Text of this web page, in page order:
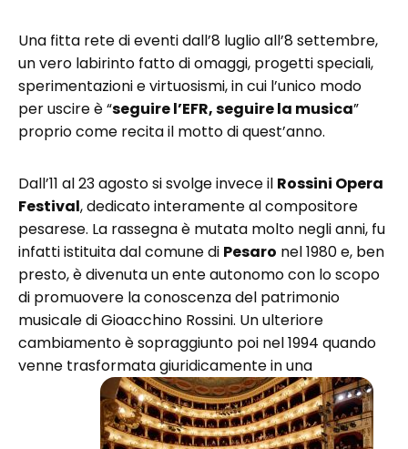
Una fitta rete di eventi dall’8 luglio all’8 settembre,
un vero labirinto fatto di omaggi, progetti speciali,
sperimentazioni e virtuosismi, in cui l’unico modo
per uscire è “seguire l’EFR, seguire la musica”
proprio come recita il motto di quest’anno.
Dall’11 al 23 agosto si svolge invece il Rossini Opera
Festival, dedicato interamente al compositore
pesarese. La rassegna è mutata molto negli anni, fu
infatti istituita dal comune di Pesaro nel 1980 e, ben
presto, è divenuta un ente autonomo con lo scopo
di promuovere la conoscenza del patrimonio
musicale di Gioacchino Rossini. Un ulteriore
cambiamento è sopraggiunto poi nel 1994 quando
venne trasformata giuridicamente in una